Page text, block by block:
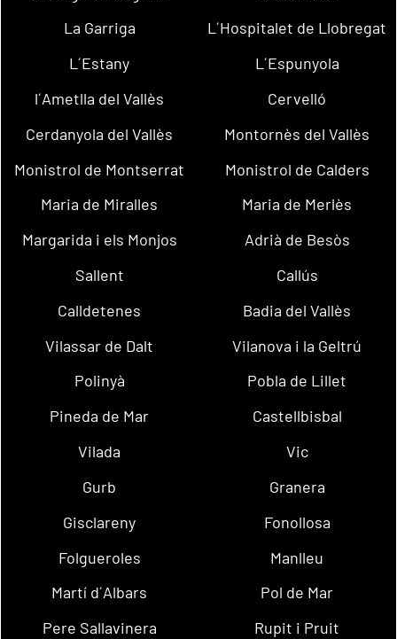
La Garriga
L´Hospitalet de Llobregat
L´Estany
L´Espunyola
l´Ametlla del Vallès
Cervelló
Cerdanyola del Vallès
Montornès del Vallès
Monistrol de Montserrat
Monistrol de Calders
Maria de Miralles
Maria de Merlès
Margarida i els Monjos
Adrià de Besòs
Sallent
Callús
Calldetenes
Badia del Vallès
Vilassar de Dalt
Vilanova i la Geltrú
Polinyà
Pobla de Lillet
Pineda de Mar
Castellbisbal
Vilada
Vic
Gurb
Granera
Gisclareny
Fonollosa
Folgueroles
Manlleu
Martí d´Albars
Pol de Mar
Pere Sallavinera
Rupit i Pruit